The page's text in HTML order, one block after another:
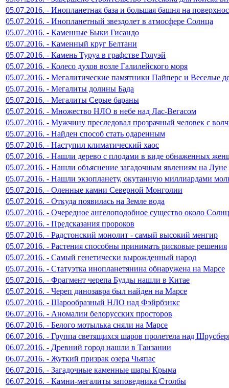
05.07.2016. - Инопланетная база и большая башня на
05.07.2016. - Инопланетный звездолет в атмосфере Солнца
05.07.2016. - Каменные Быки Гисандо
05.07.2016. - Каменный круг Белтани
05.07.2016. - Камень Туруа в графстве Голуэй
05.07.2016. - Колесо духов возле Галилейского моря
05.07.2016. - Мегалитические памятники Пайперс и Веселые
05.07.2016. - Мегалиты долины Бада
05.07.2016. - Мегалиты Серые бараны
05.07.2016. - Множество НЛО в небе над Лас-Вегасом
05.07.2016. - Мужчину преследовал прозрачный человек с
05.07.2016. - Найден способ стать одаренным
05.07.2016. - Наступил климатический хаос
05.07.2016. - Нашли дерево с плодами в виде обнаженных
05.07.2016. - Нашли объяснение загадочным явлениям на Луне
05.07.2016. - Нашли экзопланету, окутанную миллиардами
05.07.2016. - Оленные камни Северной Монголии
05.07.2016. - Откуда появилась на Земле вода
05.07.2016. - Очередное ангелоподобное существо около
05.07.2016. - Предсказания пророков
05.07.2016. - Радстонский монолит - самый высокий менгир
05.07.2016. - Растения способны принимать рисковые решения
05.07.2016. - Самый генетически вырожденный народ
05.07.2016. - Статуэтка инопланетянина обнаружена на Марсе
05.07.2016. - Фрагмент черепа Будды нашли в Китае
05.07.2016. - Череп динозавра был найден на Марсе
05.07.2016. - Шарообразный НЛО над Фэйрбэнкс
06.07.2016. - Аномалии белорусских просторов
06.07.2016. - Белого мотылька сняли на Марсе
06.07.2016. - Группа светящихся шаров пролетела над
06.07.2016. - Древний город нашли в Танзании
06.07.2016. - Жуткий призрак озера Чьяпас
06.07.2016. - Загадочные каменные шары Крыма
06.07.2016. - Камни-мегалиты заповедника Столбы